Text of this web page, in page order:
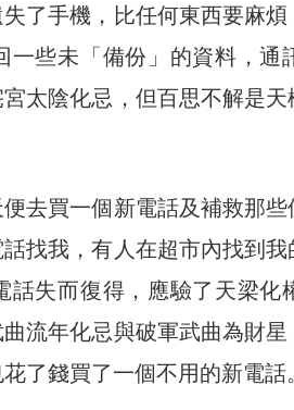
了手機，比任何東西要麻
一些未「備份」的資料，通
太陰化忌，但百思不解是
去買一個新電話及補救那些
找我，有人在超市內找到
話失而復得，應驗了天梁化
流年化忌與破軍武曲為財
了錢買了一個不用的新電話。